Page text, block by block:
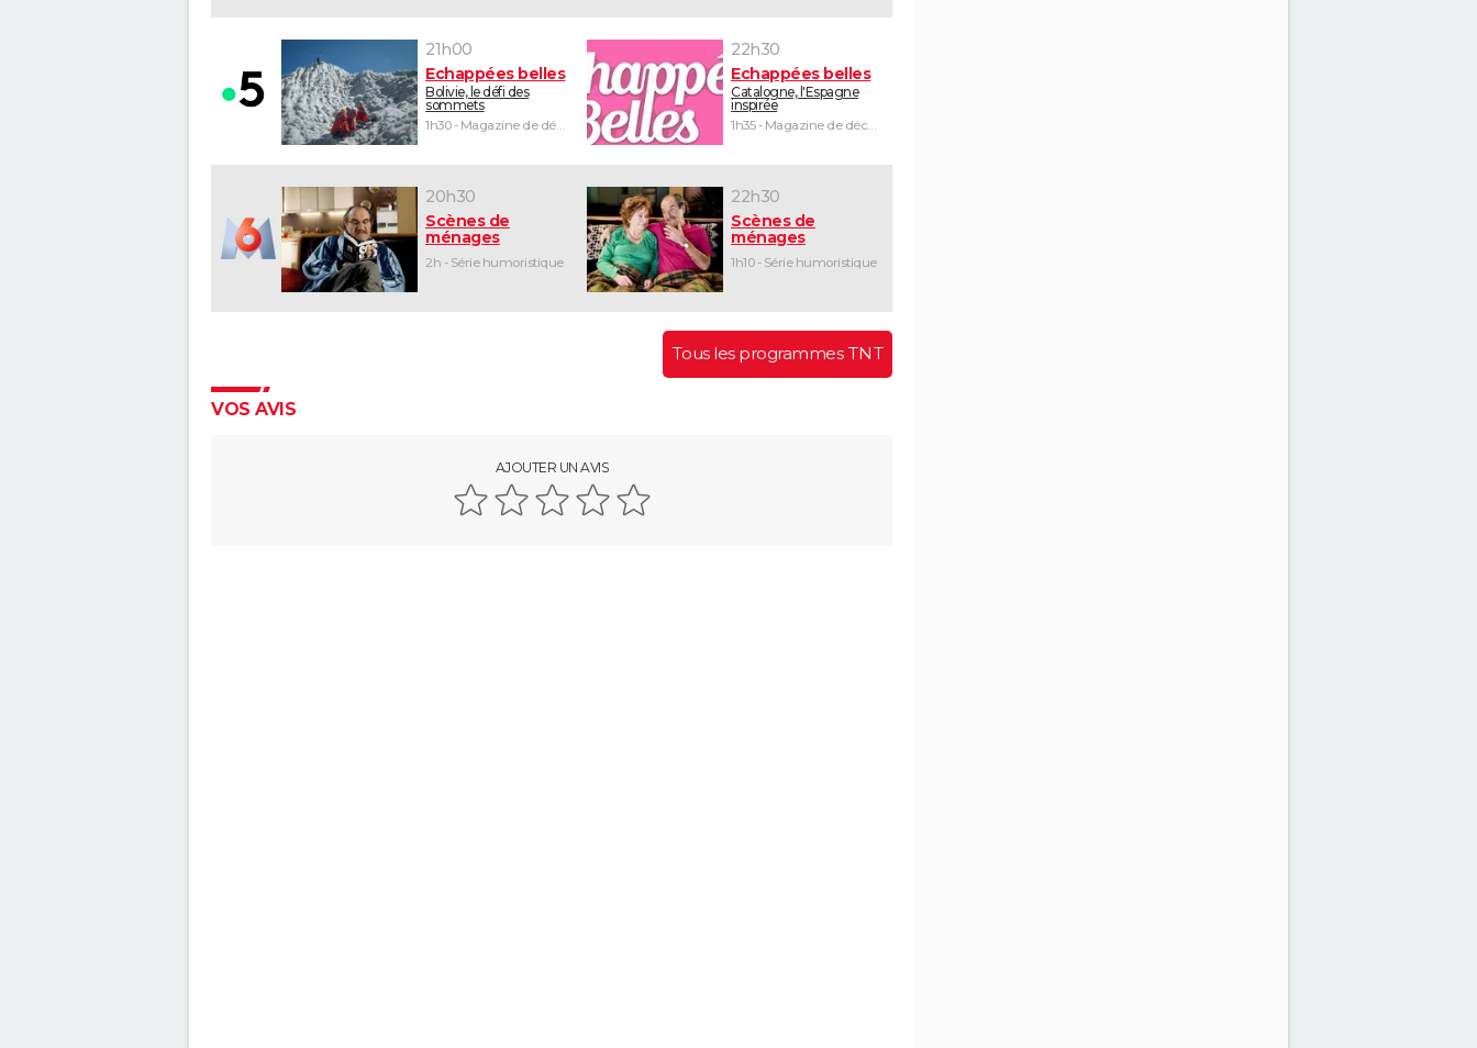
21h00
Echappées belles
Bolivie, le défi des
sommets
1h30 - Magazine de découvertes
22h30
Echappées belles
Catalogne, l'Espagne
inspirée
1h35 - Magazine de découvertes
20h30
Scènes de
ménages
2h - Série humoristique
22h30
Scènes de
ménages
1h10 - Série humoristique
Tous les programmes TNT
VOS AVIS
AJOUTER UN AVIS